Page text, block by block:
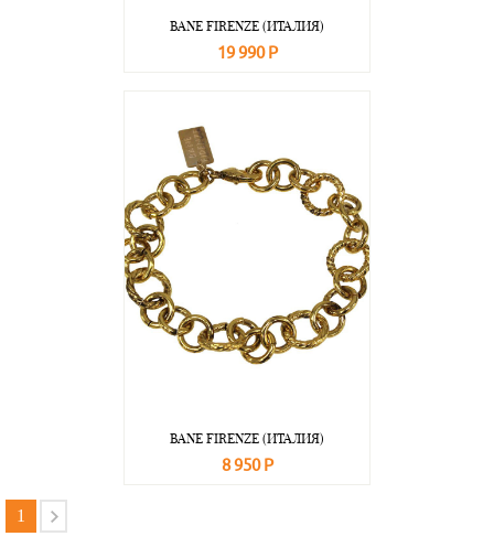
BANE FIRENZE (ИТАЛИЯ)
19 990 Р
BANE FIRENZE (ИТАЛИЯ)
8 950 Р
1